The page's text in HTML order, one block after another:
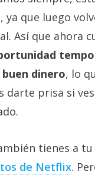
ya que luego
Así que ahora
dinero, lo
darte prisa si
tienes a
de Netflix‎.